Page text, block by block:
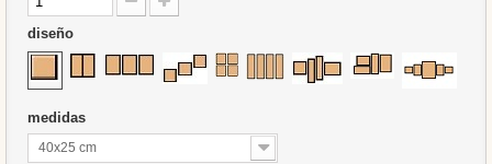
diseño
medidas
40x25 cm